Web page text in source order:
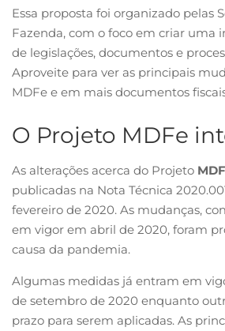
Essa proposta foi organizado pelas
Fazenda, com o foco em criar uma
de legislações, documentos e
Aproveite para ver as principais
MDFe e em mais documentos
O Projeto MDFe
As alterações acerca do Projeto
publicadas na Nota Técnica
fevereiro de 2020. As mudanças,
em vigor em abril de 2020, foram
causa da pandemia.
Algumas medidas já entram em
de setembro de 2020 enquanto
prazo para serem aplicadas. As